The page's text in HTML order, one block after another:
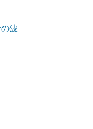
波